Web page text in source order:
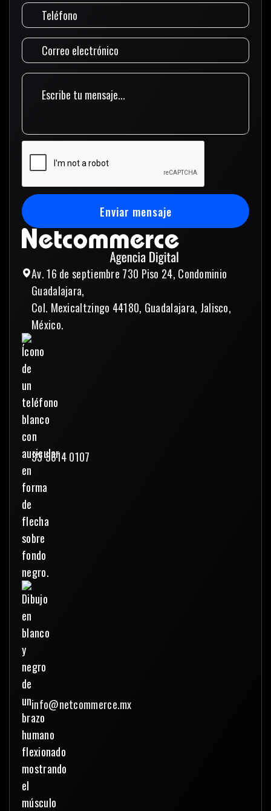
Av. 16 de septiembre 730 Piso 24, Condominio
Guadalajara,
Col. Mexicaltzingo 44180, Guadalajara, Jalisco,
México.
33 3614 0107
info@netcommerce.mx
Enviar mensaje
Enviar mensaje